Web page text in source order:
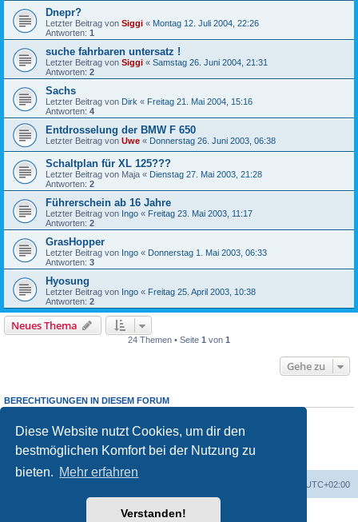
Diese Website nutzt Cookies, um dir den
bestmöglichen Komfort bei der Nutzung zu
bieten. Mehr erfahren
Verstanden!
Dnepr?
Letzter Beitrag von Siggi « Montag 12. Juli 2004, 22:26
Antworten: 1
suche fahrbaren untersatz !
Letzter Beitrag von Siggi « Samstag 26. Juni 2004, 21:31
Antworten: 2
Sachs
Letzter Beitrag von Dirk « Freitag 21. Mai 2004, 15:16
Antworten: 4
Entdrosselung der BMW F 650
Letzter Beitrag von Uwe « Donnerstag 26. Juni 2003, 06:38
Schaltplan für XL 125???
Letzter Beitrag von Maja « Dienstag 27. Mai 2003, 21:28
Antworten: 2
Führerschein ab 16 Jahre
Letzter Beitrag von Ingo « Freitag 23. Mai 2003, 11:17
Antworten: 2
GrasHopper
Letzter Beitrag von Ingo « Donnerstag 1. Mai 2003, 06:33
Antworten: 3
Hyosung
Letzter Beitrag von Ingo « Freitag 25. April 2003, 10:38
Antworten: 2
Neues Thema
24 Themen • Seite 1 von 1
Gehe zu
BERECHTIGUNGEN IN DIESEM FORUM
Du darfst keineAntworten zu Themen in diesem Forum erstellen.
Du darfst deine Beiträge in diesem Forumnichtändern.
Du darfst deine Beiträge in diesem Forum nicht löschen.
keine
UTC+02:00
Powered byphpBB® Forum Software © phpBB Limited